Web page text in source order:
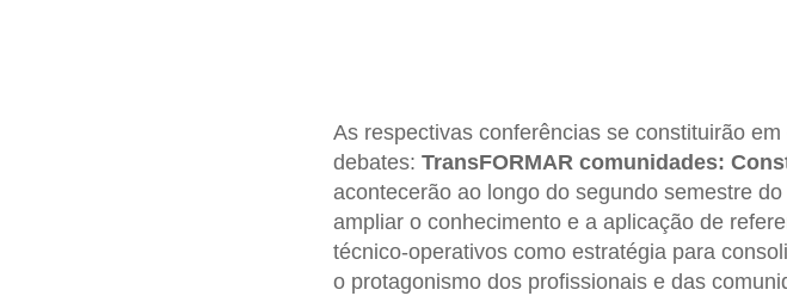
As respectivas conferências se constituirão
debates: TransFORMAR comunidades:
acontecerão ao longo do segundo semestre
ampliar o conhecimento e a aplicação de
técnico-operativos como estratégia para
o protagonismo dos profissionais e das